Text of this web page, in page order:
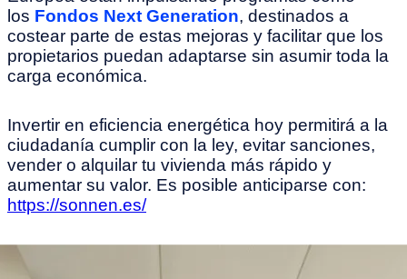
los Fondos Next Generation, destinados a
costear parte de estas mejoras y facilitar que los
propietarios puedan adaptarse sin asumir toda la
carga económica.
Invertir en eficiencia energética hoy permitirá a la
ciudadanía cumplir con la ley, evitar sanciones,
vender o alquilar tu vivienda más rápido y
aumentar su valor. Es posible anticiparse con:
https://sonnen.es/